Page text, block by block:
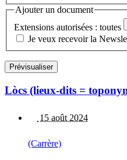
Ajouter un document
Extensions autorisées : toutes
Je veux recevoir la
Lòcs (lieux-dits =
15 août 2024
(Carrère)